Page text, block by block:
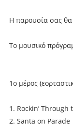
Η παρουσία σας θα
Το μουσικό
1ο μέρος
1. Rockin’ Through
2. Santa on Parade